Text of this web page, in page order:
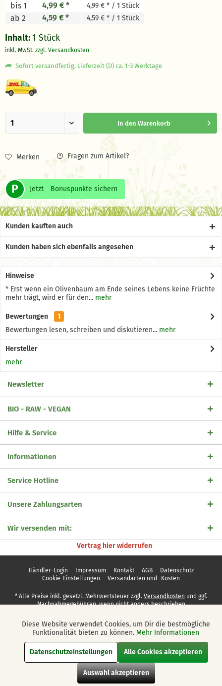
bis 1 4,99 € * 4,99 € * / 1 Stück
ab 2 4,59 € * 4,59 € * / 1 Stück
Inhalt:1 Stück
inkl. MwSt. zzgl. Versandkosten
Sofort versandfertig, Lieferzeit (D) ca. 1-3 Werktage
In den Warenkorb
Merken Fragen zum Artikel?
P Jetzt Bonuspunkte sichern
Kunden kauften auch
Kunden haben sich ebenfalls angesehen
Hinweise
* Erst wenn ein Olivenbaum am Ende seines Lebens keine Früchte
mehr trägt, wird er für den... mehr
Bewertungen
1
Bewertungen lesen, schreiben und diskutieren... mehr
Hersteller
mehr
Newsletter
BIO - RAW - VEGAN
Hilfe & Service
Informationen
Service Hotline
Unsere Zahlungsarten
Wir versenden mit:
Vertrag hier widerrufen
Händler-Login Impressum Kontakt AGB
Datenschutz
Cookie-Einstellungen
Versandarten und -Kosten
* Alle Preise inkl. gesetzl. Mehrwertsteuer zzgl. Versandkosten und ggf.
Nachnahmegebühren, wenn nicht anders beschrieben
Funktionale Aktiv
Marketing Aktiv
Diese Website verwendet Cookies, um Dir die bestmögliche
Funktionalität bieten zu können. Mehr Informationen
Datenschutzeinstellungen Alle Cookies akzeptieren
Auswahl akzeptieren